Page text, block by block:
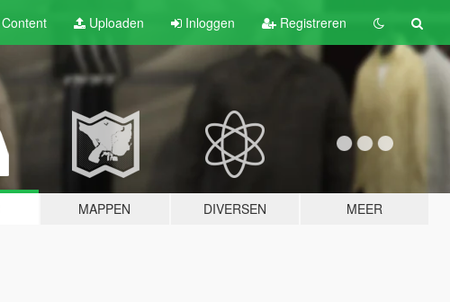
Content Uploaden Inloggen Registreren
MAPPEN DIVERSEN MEER